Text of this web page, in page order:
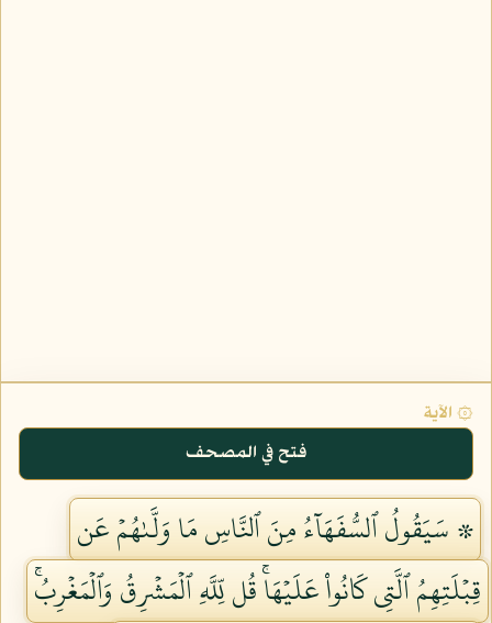
۞ الآية
فتح في المصحف
۞ سَيَقُولُ ٱلسُّفَهَآءُ مِنَ ٱلنَّاسِ مَا وَلَّىٰهُمۡ عَن
قِبۡلَتِهِمُ ٱلَّتِي كَانُواْ عَلَيۡهَاۚ قُل لِّلَّهِ ٱلۡمَشۡرِقُ وَٱلۡمَغۡرِبُۚ